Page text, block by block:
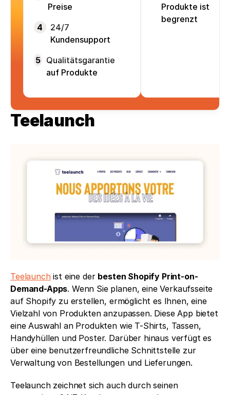
Preise
4
24/7
Kundensupport
5 Qualitätsgarantie
auf Produkte
Produkte ist
begrenzt
Teelaunch
Teelaunch ist eine der besten Shopify Print-on-
Demand-Apps. Wenn Sie planen, eine Verkaufsseite
auf Shopify zu erstellen, ermöglicht es Ihnen, eine
Vielzahl von Produkten anzupassen. Diese App bietet
eine Auswahl an Produkten wie T-Shirts, Tassen,
Handyhüllen und Poster. Darüber hinaus verfügt es
über eine benutzerfreundliche Schnittstelle zur
Verwaltung von Bestellungen und Lieferungen.
Teelaunch zeichnet sich auch durch seinen